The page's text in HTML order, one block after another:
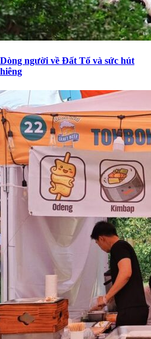
người về Đất Tổ và sức hút